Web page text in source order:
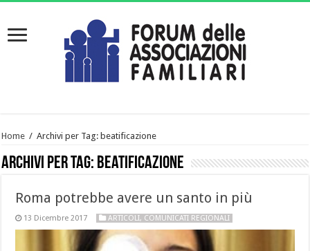
Home / Archivi per Tag: beatificazione
Archivi per Tag: beatificazione
Roma potrebbe avere un santo in più
13 Dicembre 2017 ARTICOLI, COMUNICATI REGIONALI